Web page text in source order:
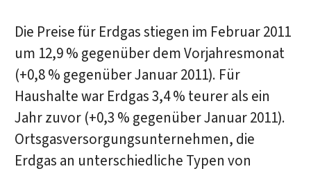
Die Preise für Erdgas stiegen im Februar 2011
um 12,9 % gegenüber dem Vorjahresmonat
(+0,8 % gegenüber Januar 2011). Für
Haushalte war Erdgas 3,4 % teurer als ein
Jahr zuvor (+0,3 % gegenüber Januar 2011).
Ortsgasversorgungsunternehmen, die
Erdgas an unterschiedliche Typen von